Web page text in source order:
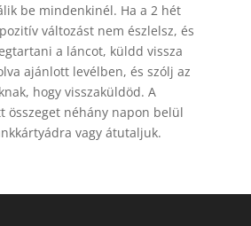
be mindenkinél. Ha a 2 hét
változást nem észlelsz, és
a láncot, küldd vissza
ajánlott levélben, és szólj az
hogy visszaküldöd. A
összeget néhány napon belül
vagy átutaljuk.